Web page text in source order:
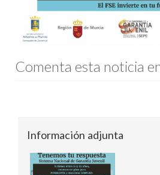
Comenta esta noticia
Información adjunta